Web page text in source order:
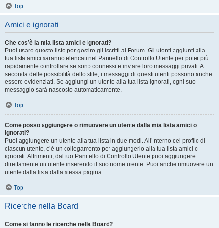
Top
Amici e ignorati
Che cos’è la mia lista amici e ignorati?
Puoi usare queste liste per gestire gli iscritti al Forum. Gli utenti aggiunti alla
tua lista amici saranno elencati nel Pannello di Controllo Utente per poter più
rapidamente controllare se sono connessi e inviare loro messaggi privati. A
seconda delle possibilità dello stile, i messaggi di questi utenti possono anche
essere evidenziati. Se aggiungi un utente alla tua lista ignorati, ogni suo
messaggio sarà nascosto automaticamente.
Top
Come posso aggiungere o rimuovere un utente dalla mia lista amici o
ignorati?
Puoi aggiungere un utente alla tua lista in due modi. All’interno del profilo di
ciascun utente, c’è un collegamento per aggiungerlo alla tua lista amici o
ignorati. Altrimenti, dal tuo Pannello di Controllo Utente puoi aggiungere
direttamente un utente inserendo il suo nome utente. Puoi anche rimuovere un
utente dalla lista dalla stessa pagina.
Top
Ricerche nella Board
Come si fanno le ricerche nella Board?